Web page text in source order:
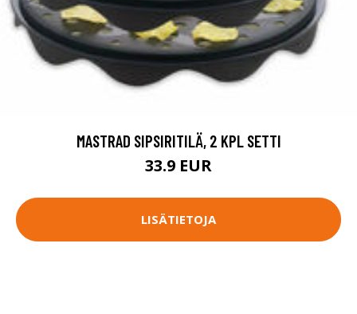
MASTRAD SIPSIRITILÄ, 2 KPL SETTI
33.9 EUR
LISÄTIETOJA